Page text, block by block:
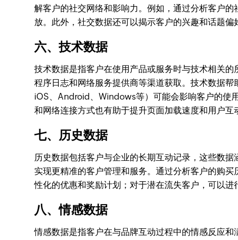
解客户的社交网络和影响力。例如，通过分析客户
放。此外，社交数据还可以揭示客户的兴趣和话题偏
六、技术数据
技术数据是指客户在使用产品或服务时与技术相关
程序日志和网络服务提供商等渠道获取。技术数据
iOS、Android、Windows等）可能会影响客户的使
和网络连接方式也有助于提升页面加载速度和用户互
七、历史数据
历史数据包括客户与企业的长期互动记录，这些数
实现更精准的客户管理和服务。通过分析客户的购
性化的优惠和奖励计划；对于潜在流失客户，可以
八、情感数据
情感数据是指客户在与品牌互动过程中的情感反应